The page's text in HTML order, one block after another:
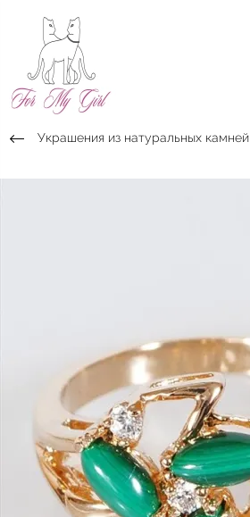
Украшения из натуральных камней